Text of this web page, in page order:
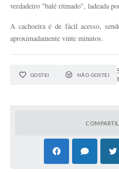
verdadeiro "balé ritmado", ladeada
A cachoeira é de fácil acesso,
aproximadamente vinte minutos.
GOSTEI NÃO GOSTEI